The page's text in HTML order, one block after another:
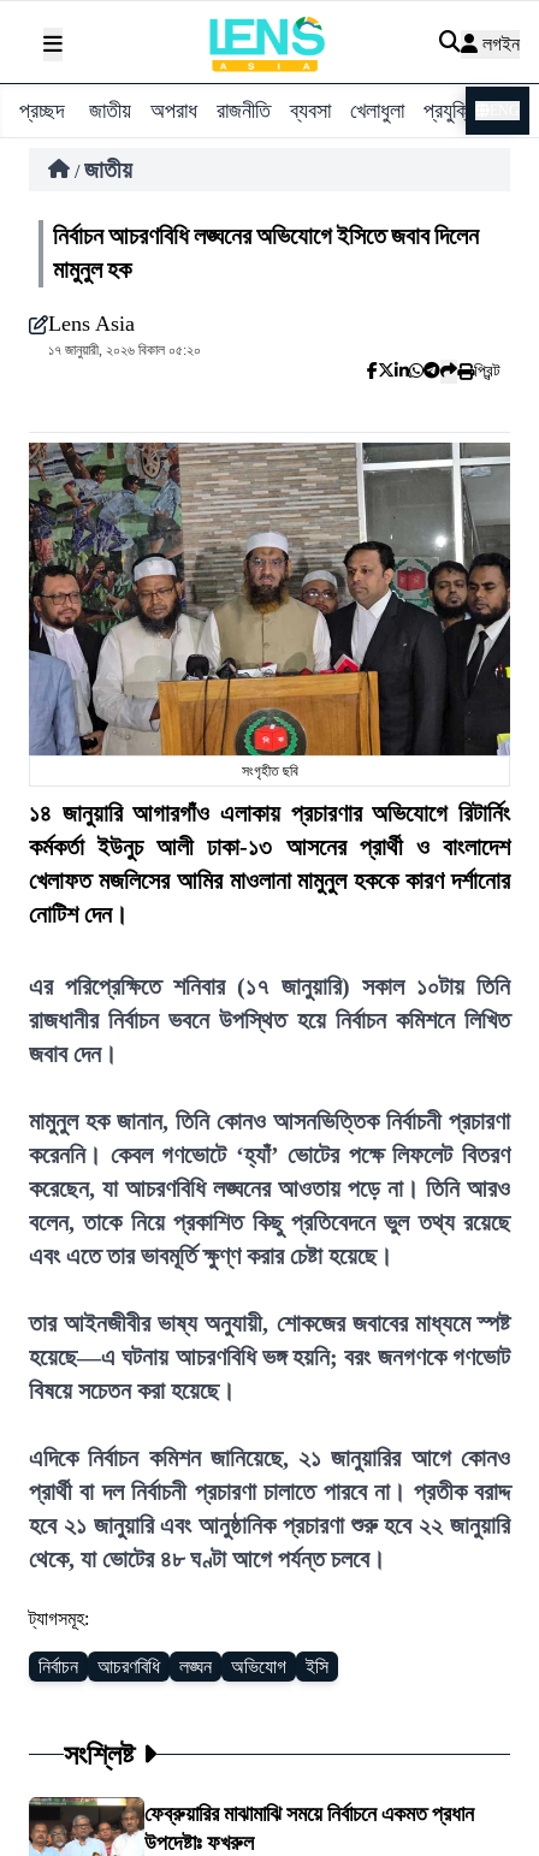
লগইন
প্রচ্ছদ জাতীয় অপরাধ রাজনীতি ব্যবসা খেলাধুলা প্রযুক্তি
/ জাতীয়
নির্বাচন আচরণবিধি লঙ্ঘনের অভিযোগে ইসিতে জবাব দিলেন
মামুনুল হক
Lens Asia
১৭ জানুয়ারী, ২০২৬ বিকাল ০৫:২০
প্রিন্ট
সংগৃহীত ছবি
১৪ জানুয়ারি আগারগাঁও এলাকায় প্রচারণার অভিযোগে রিটার্নিং
কর্মকর্তা ইউনুচ আলী ঢাকা-১৩ আসনের প্রার্থী ও বাংলাদেশ
খেলাফত মজলিসের আমির মাওলানা মামুনুল হককে কারণ দর্শানোর
নোটিশ দেন।
এর পরিপ্রেক্ষিতে শনিবার (১৭ জানুয়ারি) সকাল ১০টায় তিনি
রাজধানীর নির্বাচন ভবনে উপস্থিত হয়ে নির্বাচন কমিশনে লিখিত
জবাব দেন।
মামুনুল হক জানান, তিনি কোনও আসনভিত্তিক নির্বাচনী প্রচারণা
করেননি। কেবল গণভোটে ‘হ্যাঁ’ ভোটের পক্ষে লিফলেট বিতরণ
করেছেন, যা আচরণবিধি লঙ্ঘনের আওতায় পড়ে না। তিনি আরও
বলেন, তাকে নিয়ে প্রকাশিত কিছু প্রতিবেদনে ভুল তথ্য রয়েছে
এবং এতে তার ভাবমূর্তি ক্ষুণ্ণ করার চেষ্টা হয়েছে।
তার আইনজীবীর ভাষ্য অনুযায়ী, শোকজের জবাবের মাধ্যমে স্পষ্ট
হয়েছে—এ ঘটনায় আচরণবিধি ভঙ্গ হয়নি; বরং জনগণকে গণভোট
বিষয়ে সচেতন করা হয়েছে।
এদিকে নির্বাচন কমিশন জানিয়েছে, ২১ জানুয়ারির আগে কোনও
প্রার্থী বা দল নির্বাচনী প্রচারণা চালাতে পারবে না। প্রতীক বরাদ্দ
হবে ২১ জানুয়ারি এবং আনুষ্ঠানিক প্রচারণা শুরু হবে ২২ জানুয়ারি
থেকে, যা ভোটের ৪৮ ঘণ্টা আগে পর্যন্ত চলবে।
ট্যাগসমূহ:
নির্বাচন আচরণবিধি লঙ্ঘন অভিযোগ ইসি
সংশ্লিষ্ট
ফেব্রুয়ারির মাঝামাঝি সময়ে নির্বাচনে একমত প্রধান
উপদেষ্টাঃ ফখরুল